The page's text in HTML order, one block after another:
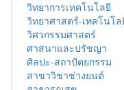
วิทยาการเทคโนโลยี
วิทยาศาสตร์-เทคโนโล
วิศวกรรมศาสตร์
ศาสนาและปรัชญา
ศิลปะ-สถาปัตยกรรม
สาขาวิชาช่างยนต์